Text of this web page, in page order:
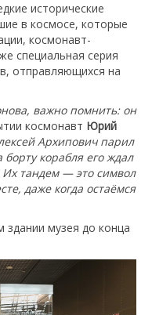
исторические
в космосе, которые
космонавт-
специальная серия
отправляющихся на
важно помнить: он
космонавт Юрий
Архипович парил
корабля его ждал
тандем — это символ
даже когда остаёмся
музея до конца